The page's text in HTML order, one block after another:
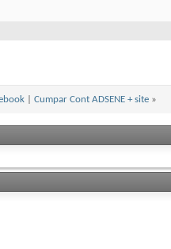
| Cumpar Cont ADSENE + site »